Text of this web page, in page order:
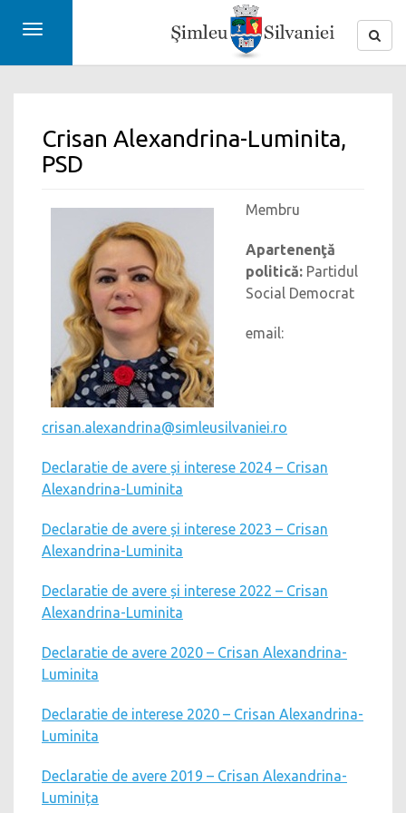
Toggle
Crisan Alexandrina-Luminita,
PSD
Membru
Apartenenţă
politică: Partidul
Social Democrat
email:
crisan.alexandrina@simleusilvaniei.ro
Declaratie de avere și interese 2024 – Crisan
Alexandrina-Luminita
Declaratie de avere și interese 2023 – Crisan
Alexandrina-Luminita
Declaratie de avere și interese 2022 – Crisan
Alexandrina-Luminita
Declaratie de avere 2020 – Crisan Alexandrina-
Luminita
Declaratie de interese 2020 – Crisan Alexandrina-
Luminita
Declaratie de avere 2019 – Crisan Alexandrina-
Luminița